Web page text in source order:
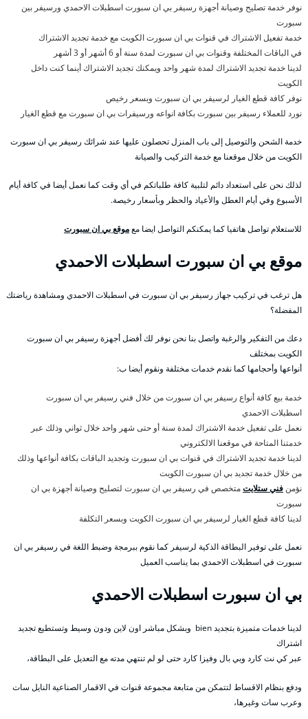
نوفر خدمة تصليح وصيانة أجهزة رسيفر بي ان سبورت اسطبلات الاحمدي ورسيفر بين
سبورت
خدمة تفعيل الاشتراك في قنوات بي ان سبورت الكويت مع خدمة تجديد الاشتراك
في الباقات المختلفة وقنوات بي ان سبورت لمدة سنة أو 6 أشهر أو 3 أشهر
لدينا خدمة تجديد الاشتراك لمدة شهر واحد ويمكنك تجديد الاشتراك أينما كنت داخل
الكويت
نوفر كافة قطع الغيار لرسيفر بي ان سبورت وبسعر رخيص
نورد للعملاء رسيفر بين سبورت بكافة انواعه ورسيفرات بي ان سبورت مع قطع الغيار
خدمة الشحن والتوصيل إلى باب المنزل تحصلون عليها عند شرائك رسيفر بي ان سبورت
الكويت من خلال موقعنا مع خدمة التركيب والصيانة
لذلك نحن على استعداد دائم لتلبية كافة طلباتكم في أي وقت كما نعمل أيضا في كافة أيام
الأسبوع وفي أيام العطل والأعياد والحظر وبأسعار رخيصة.
للاستعلام تواصل هاتفيا كما يمكنكم التواصل ايضا معموقع بي ان سبورت
موقع بي ان سبورت اسطبلات الاحمدي
هل ترغب في تركيب جهاز رسيفر بي ان سبورت في اسطبلات الاحمدي ومشاهدة رياضتك
المفضلة؟
دعك من التفكير والرغبة واتصل بنا نحن نوفر لك أفضل أجهزة رسيفر بي ان سبورت
الكويت بمختلف
أنواعها وأحجامها كما نقدم خدمات مختلفة ونقوم أيضا ب:
خدمة بيع كافة أنواع رسيفر بي ان سبورت من خلال فني رسيفر بي ان سبورت
اسطبلات الاحمدي
نعمل على تفعيل خدمة الاشتراك لمدة سنة أو حتى شهر واحد خلال ثواني وذلك عبر
خدمتنا المتاحة في موقعنا الالكتروني
لدينا خدمة تجديد الاشتراك في قنوات بي ان سبورت وتجديد الباقات بكافة أنواعها وذلك
من خلال خدمة تجديد بي ان سبورت الكويت
نؤمن فني ستلايتمتخصص في رسيفر بي ان سبورت لتصليح وصيانة أجهزة بي ان
سبورت
لدينا كافة قطع الغيار لرسيفر بي ان سبورت الكويت وبسعر التكلفة
نعمل على توفير البطاقة الذكية لرسيفر كما نقوم ببرمجة وضبط اللغة في رسيفر بي ان
سبورت في اسطبلات الاحمدي بما يناسب العميل
بي ان سبورت اسطبلات الاحمدي
لدينا خدمات متميزة بتجديد bien وبشكل مباشر اون لاين ودون وسيط وتستطيع تجديد
اشتراك
عبر كي نت كارد وبي بال وفيزا كارد حتى لو لم تنتهي مدته مع التعديل على البطاقة،
ودفع بنظام الاقساط لتتمكن من متابعة مجموعة قنوات في الاقمار الصناعية النايل سات
وعرب سات وغيرها،